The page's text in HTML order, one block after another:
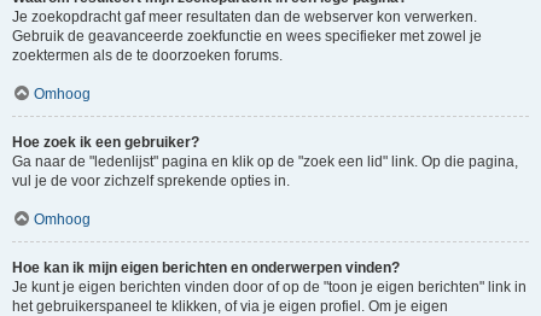
Je zoekopdracht gaf meer resultaten dan de webserver kon verwerken.
Gebruik de geavanceerde zoekfunctie en wees specifieker met zowel je
zoektermen als de te doorzoeken forums.
Omhoog
Hoe zoek ik een gebruiker?
Ga naar de "ledenlijst" pagina en klik op de "zoek een lid" link. Op die pagina,
vul je de voor zichzelf sprekende opties in.
Omhoog
Hoe kan ik mijn eigen berichten en onderwerpen vinden?
Je kunt je eigen berichten vinden door of op de "toon je eigen berichten" link in
het gebruikerspaneel te klikken, of via je eigen profiel. Om je eigen